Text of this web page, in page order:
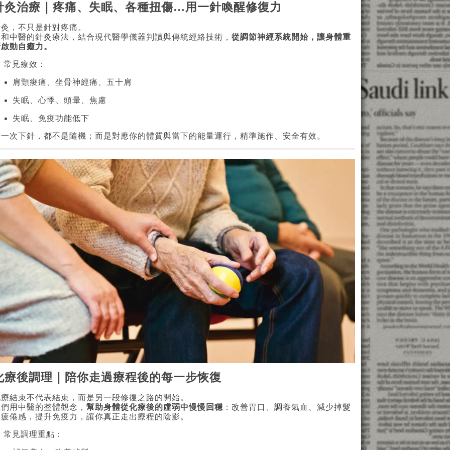
灸治療｜疼痛、失眠、各種扭傷…用一針喚醒修復力
，不只是針對疼痛。
中醫的針灸療法，結合現代醫學儀器判讀與傳統經絡技術， 從調節神經系統開始，讓身體重
動自癒力。
常見療效：
肩頸痠痛、坐骨神經痛、五十肩
失眠、心悸、頭暈、焦慮
失眠、免疫功能低下
次下針，都不是隨機；而是對應你的體質與當下的能量運行，精準施作、安全有效。
療後調理｜陪你走過療程後的每一步恢復
結束不代表結束，而是另一段修復之路的開始。
用中醫的整體觀念， 幫助身體從化療後的虛弱中慢慢回穩 ：改善胃口、調養氣血、減少掉髮
倦感，提升免疫力，讓你真正走出療程的陰影。
常見調理重點：